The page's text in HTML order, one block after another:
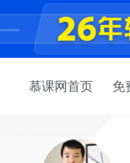
慕课网首页 免